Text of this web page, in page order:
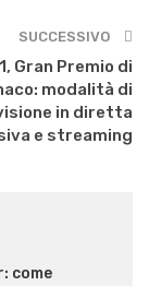
SUCCESSIVO
Gran Premio di
modalità di
in diretta
e streaming
come